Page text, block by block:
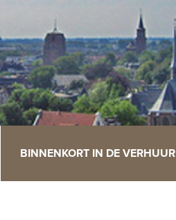
BINNENKORT IN DE VERHUUR